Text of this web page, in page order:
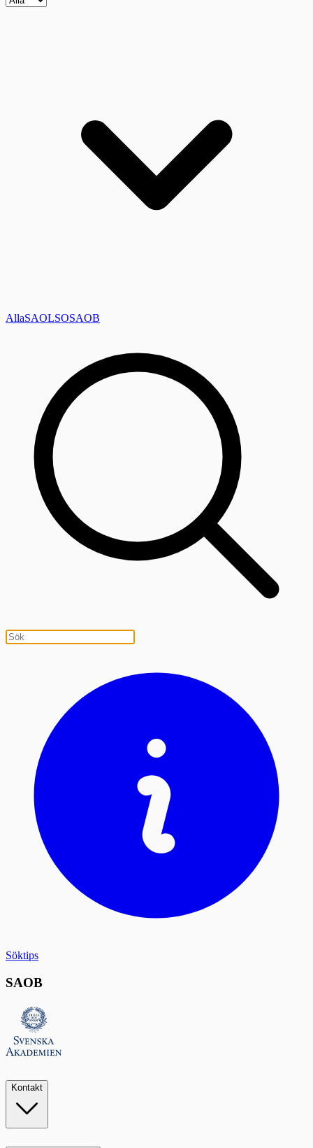
AllaSAOLSOSAOB
Söktips
SAOB
Kontakt